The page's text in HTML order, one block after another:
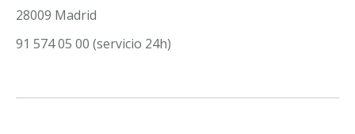
28009 Madrid
91 574 05 00 (servicio 24h)